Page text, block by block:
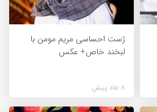
ژست احساسی مریم مومن با
لبخند خاص+ عکس
8 ماه پیش